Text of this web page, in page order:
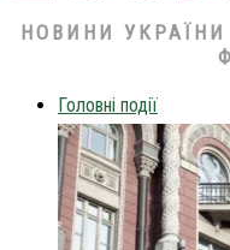
НОВИНИ УКРАЇНИ
Головні події